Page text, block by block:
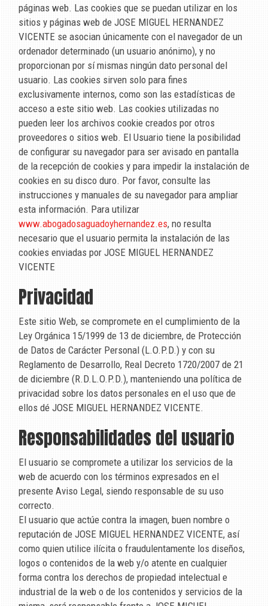
páginas web. Las cookies que se puedan utilizar en los
sitios y páginas web de JOSE MIGUEL HERNANDEZ
VICENTE se asocian únicamente con el navegador de un
ordenador determinado (un usuario anónimo), y no
proporcionan por sí mismas ningún dato personal del
usuario. Las cookies sirven solo para fines
exclusivamente internos, como son las estadísticas de
acceso a este sitio web. Las cookies utilizadas no
pueden leer los archivos cookie creados por otros
proveedores o sitios web. El Usuario tiene la posibilidad
de configurar su navegador para ser avisado en pantalla
de la recepción de cookies y para impedir la instalación de
cookies en su disco duro. Por favor, consulte las
instrucciones y manuales de su navegador para ampliar
esta información. Para utilizar
www.abogadosaguadoyhernandez.es, no resulta
necesario que el usuario permita la instalación de las
cookies enviadas por JOSE MIGUEL HERNANDEZ
VICENTE
Privacidad
Este sitio Web, se compromete en el cumplimiento de la
Ley Orgánica 15/1999 de 13 de diciembre, de Protección
de Datos de Carácter Personal (L.O.P.D.) y con su
Reglamento de Desarrollo, Real Decreto 1720/2007 de 21
de diciembre (R.D.L.O.P.D.), manteniendo una política de
privacidad sobre los datos personales en el uso que de
ellos dé JOSE MIGUEL HERNANDEZ VICENTE.
Responsabilidades del usuario
El usuario se compromete a utilizar los servicios de la
web de acuerdo con los términos expresados en el
presente Aviso Legal, siendo responsable de su uso
correcto.
El usuario que actúe contra la imagen, buen nombre o
reputación de JOSE MIGUEL HERNANDEZ VICENTE, así
como quien utilice ilícita o fraudulentamente los diseños,
logos o contenidos de la web y/o atente en cualquier
forma contra los derechos de propiedad intelectual e
industrial de la web o de los contenidos y servicios de la